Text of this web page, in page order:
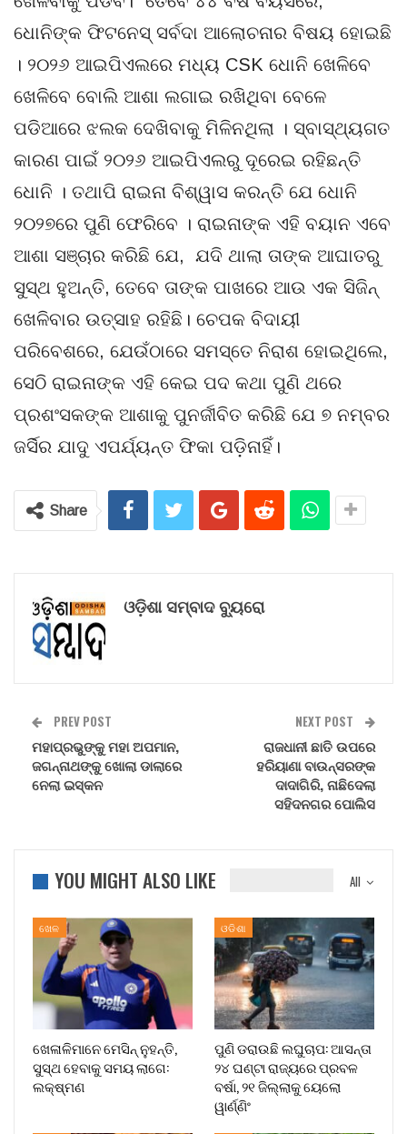
ଧୋନିଙ୍କ ଫିଟନେସ୍ ସର୍ବଦା ଆଲୋଚନାର ବିଷୟ ହୋଇଛି
। ୨୦୨୬ ଆଇପିଏଲରେ ମଧ୍ୟ CSK ଧୋନି ଖେଳିବେ
ଖେଳିବେ ବୋଲି ଆଶା ଲଗାଇ ରଖିଥିବା ବେଳେ
ପଡିଆରେ ଝଲକ ଦେଖିବାକୁ ମିଳିନଥିଲା । ସ୍ବାସ୍ଥ୍ୟଗତ
କାରଣ ପାଇଁ ୨୦୨୬ ଆଇପିଏଲରୁ ଦୂରେଇ ରହିଛନ୍ତି
ଧୋନି । ତଥାପି ରାଇନା ବିଶ୍ୱାସ କରନ୍ତି ଯେ ଧୋନି
୨୦୨୭ରେ ପୁଣି ଫେରିବେ । ରାଇନାଙ୍କ ଏହି ବୟାନ ଏବେ
ଆଶା ସଞ୍ଚାର କରିଛି ଯେ, ଯଦି ଥାଲା ତାଙ୍କ ଆଘାତରୁ
ସୁସ୍ଥ ହୁଅନ୍ତି, ତେବେ ତାଙ୍କ ପାଖରେ ଆଉ ଏକ ସିଜିନ୍
ଖେଳିବାର ଉତ୍ସାହ ରହିଛି। ଚେପକ ବିଦାୟୀ
ପରିବେଶରେ, ଯେଉଁଠାରେ ସମସ୍ତେ ନିରାଶ ହୋଇଥିଲେ,
ସେଠି ରାଇନାଙ୍କ ଏହି କେଇ ପଦ କଥା ପୁଣି ଥରେ
ପ୍ରଶଂସକଙ୍କ ଆଶାକୁ ପୁନର୍ଜୀବିତ କରିଛି ଯେ ୭ ନମ୍ବର
ଜର୍ସିର ଯାଦୁ ଏପର୍ଯ୍ୟନ୍ତ ଫିକା ପଡ଼ିନାହିଁ।
Share
ଓଡ଼ିଶା ସମ୍ବାଦ ବ୍ୟୁରୋ
PREV POST
ମହାପ୍ରଭୁଙ୍କୁ ମହା ଅପମାନ,
ଜଗନ୍ନାଥଙ୍କୁ ଖୋଲା ଡାଲାରେ
ନେଲା ଇସ୍କନ
NEXT POST
ରାଜଧାନୀ ଛାତି ଉପରେ
ହରିୟାଣା ବାଉନ୍ସରଙ୍କ
ଦାଦାଗିରି, ନାଛିଦେଲା
ସହିଦନଗର ପୋଲିସ
All
YOU MIGHT ALSO LIKE
ଖେଳ
ଖେଳାଳିମାନେ ମେସିନ୍ ନୁହନ୍ତି,
ସୁସ୍ଥ ହେବାକୁ ସମୟ ଲାଗେ:
ଲକ୍ଷ୍ମଣ
ଓଡିଶା
ପୁଣି ଡରାଉଛି ଲଘୁଚାପ: ଆସନ୍ତା
୨୪ ଘଣ୍ଟା ରାଜ୍ୟରେ ପ୍ରବଳ
ବର୍ଷା, ୨୧ ଜିଲ୍ଲାକୁ ୟେଲୋ
ୱାର୍ଣ୍ଣିଂ